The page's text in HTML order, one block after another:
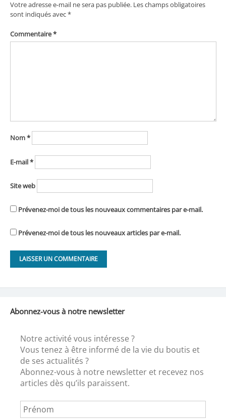
Votre adresse e-mail ne sera pas publiée. Les champs obligatoires
sont indiqués avec*
Commentaire*
Nom*
E-mail*
Site web
Prévenez-moi de tous les nouveaux commentaires par e-mail.
Prévenez-moi de tous les nouveaux articles par e-mail.
Abonnez-vous à notre newsletter
Notre activité vous intéresse ?
Vous tenez à être informé de la vie du boutis et
de ses actualités ?
Abonnez-vous à notre newsletter et recevez nos
articles dès qu’ils paraissent.